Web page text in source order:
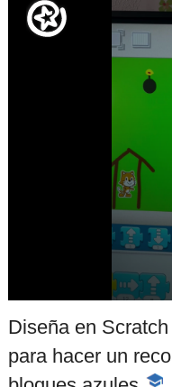
Diseña en
para hacer un
-